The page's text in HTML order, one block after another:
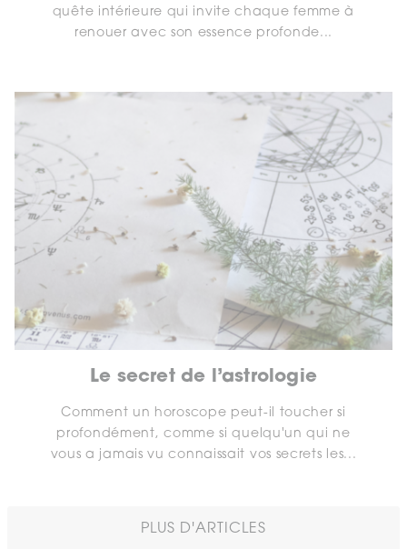
quête intérieure qui invite chaque femme à
renouer avec son essence profonde...
Le secret de l’astrologie
Comment un horoscope peut-il toucher si
profondément, comme si quelqu'un qui ne
vous a jamais vu connaissait vos secrets les...
PLUS D'ARTICLES